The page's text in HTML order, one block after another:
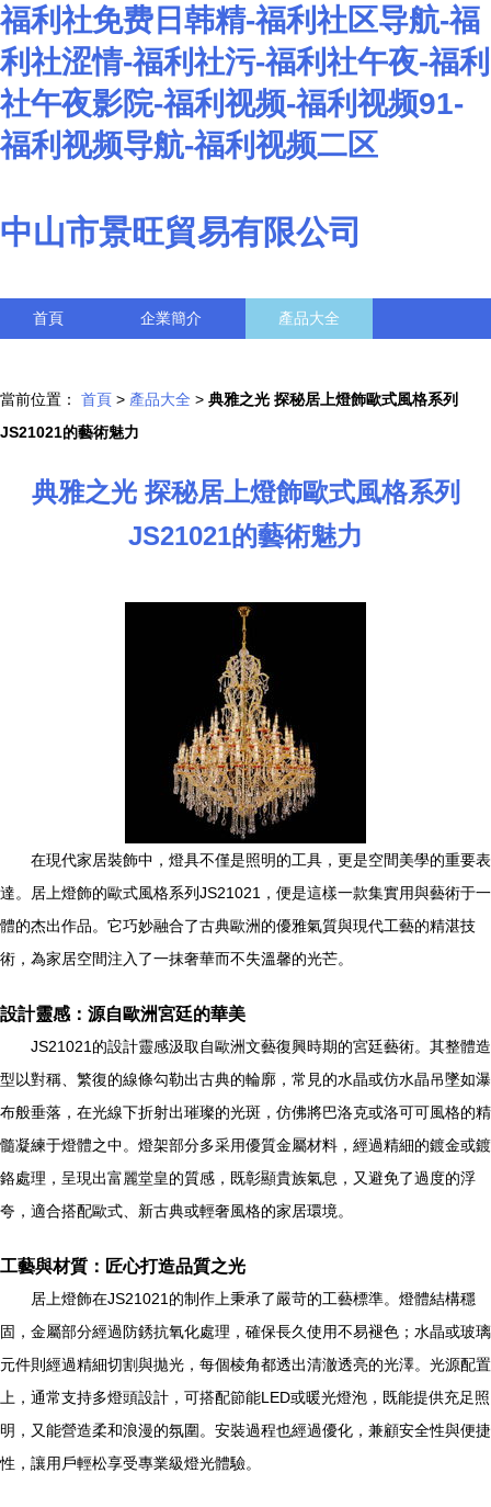
福利社免费日韩精-福利社区导航-福
利社涩情-福利社污-福利社午夜-福利
社午夜影院-福利视频-福利视频91-
福利视频导航-福利视频二区
中山市景旺貿易有限公司
首頁 企業簡介 產品大全
當前位置： 首頁 > 產品大全 > 典雅之光 探秘居上燈飾歐式風格系列
JS21021的藝術魅力
典雅之光 探秘居上燈飾歐式風格系列
JS21021的藝術魅力
在現代家居裝飾中，燈具不僅是照明的工具，更是空間美學的重要表
達。居上燈飾的歐式風格系列JS21021，便是這樣一款集實用與藝術于一
體的杰出作品。它巧妙融合了古典歐洲的優雅氣質與現代工藝的精湛技
術，為家居空間注入了一抹奢華而不失溫馨的光芒。
設計靈感：源自歐洲宮廷的華美
JS21021的設計靈感汲取自歐洲文藝復興時期的宮廷藝術。其整體造
型以對稱、繁復的線條勾勒出古典的輪廓，常見的水晶或仿水晶吊墜如瀑
布般垂落，在光線下折射出璀璨的光斑，仿佛將巴洛克或洛可可風格的精
髓凝練于燈體之中。燈架部分多采用優質金屬材料，經過精細的鍍金或鍍
鉻處理，呈現出富麗堂皇的質感，既彰顯貴族氣息，又避免了過度的浮
夸，適合搭配歐式、新古典或輕奢風格的家居環境。
工藝與材質：匠心打造品質之光
居上燈飾在JS21021的制作上秉承了嚴苛的工藝標準。燈體結構穩
固，金屬部分經過防銹抗氧化處理，確保長久使用不易褪色；水晶或玻璃
元件則經過精細切割與拋光，每個棱角都透出清澈透亮的光澤。光源配置
上，通常支持多燈頭設計，可搭配節能LED或暖光燈泡，既能提供充足照
明，又能營造柔和浪漫的氛圍。安裝過程也經過優化，兼顧安全性與便捷
性，讓用戶輕松享受專業級燈光體驗。